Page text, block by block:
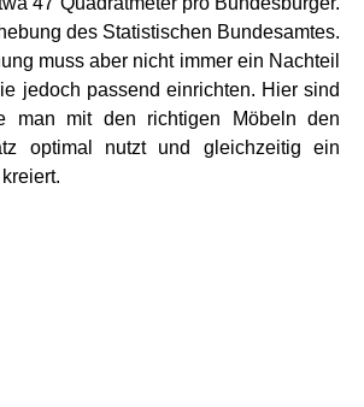
des Statistischen Bundesamtes.
muss aber nicht immer ein Nachteil
jedoch passend einrichten. Hier sind
man mit den richtigen Möbeln den
optimal nutzt und gleichzeitig ein